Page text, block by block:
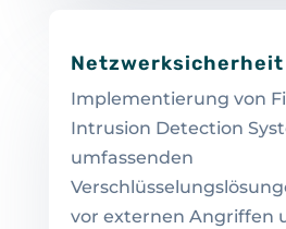
Netzwerksicherheit
Implementierung von
Intrusion Detection
umfassenden
vor externen Angriffen